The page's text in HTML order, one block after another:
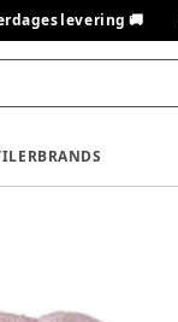
levering 🚚
BRANDS